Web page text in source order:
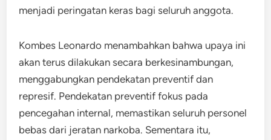
menjadi peringatan keras bagi seluruh anggota.
Kombes Leonardo menambahkan bahwa upaya ini
akan terus dilakukan secara berkesinambungan,
menggabungkan pendekatan preventif dan
represif. Pendekatan preventif fokus pada
pencegahan internal, memastikan seluruh personel
bebas dari jeratan narkoba. Sementara itu,